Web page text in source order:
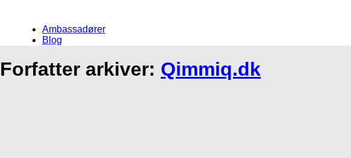
Ambassadører
Blog
Forfatter arkiver: Qimmiq.dk